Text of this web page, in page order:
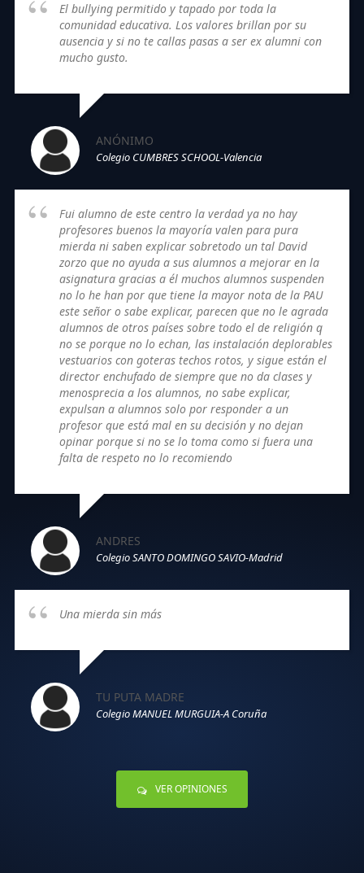
El bullying permitido y tapado por toda la
comunidad educativa. Los valores brillan por su
ausencia y si no te callas pasas a ser ex alumni con
mucho gusto.
ANÓNIMO
Colegio CUMBRES SCHOOL-Valencia
Fui alumno de este centro la verdad ya no hay
profesores buenos la mayoría valen para pura
mierda ni saben explicar sobretodo un tal David
zorzo que no ayuda a sus alumnos a mejorar en la
asignatura gracias a él muchos alumnos suspenden
no lo he han por que tiene la mayor nota de la PAU
este señor o sabe explicar, parecen que no le agrada
alumnos de otros países sobre todo el de religión q
no se porque no lo echan, las instalación deplorables
vestuarios con goteras techos rotos, y sigue están el
director enchufado de siempre que no da clases y
menosprecia a los alumnos, no sabe explicar,
expulsan a alumnos solo por responder a un
profesor que está mal en su decisión y no dejan
opinar porque si no se lo toma como si fuera una
falta de respeto no lo recomiendo
ANDRES
Colegio SANTO DOMINGO SAVIO-Madrid
Una mierda sin más
TU PUTA MADRE
Colegio MANUEL MURGUIA-A Coruña
VER OPINIONES